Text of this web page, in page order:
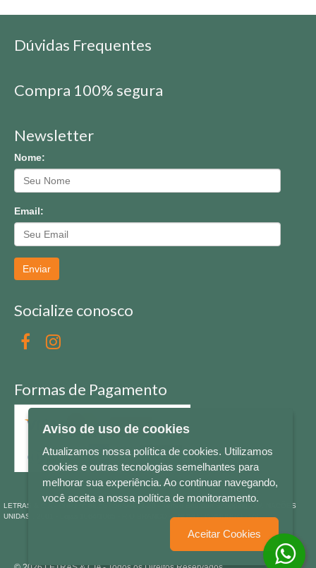
Dúvidas Frequentes
Compra 100% segura
Newsletter
Nome:
Email:
Enviar
Socialize conosco
Formas de Pagamento
LETRAS & CIA - CNPJ n° 88.587.548/0001-20 - Térreo Bourbon Shopping - AV. NAÇÕES
UNIDAS , 2001 - Lojas 1064/1065 - RIO BRANCO - - NOVO HAMBURGO - RS
Aviso de uso de cookies
Atualizamos nossa política de cookies. Utilizamos
cookies e outras tecnologias semelhantes para
melhorar sua experiência. Ao continuar navegando,
você aceita a nossa política de monitoramento.
Aceitar Cookies